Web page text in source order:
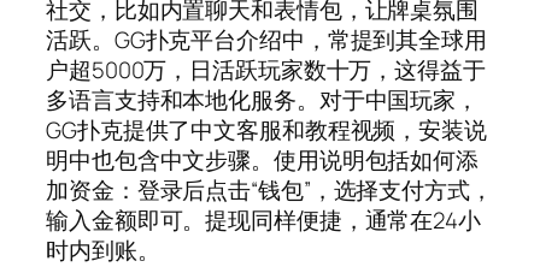
社交，比如内置聊天和表情包，让牌桌氛围
活跃。GG扑克平台介绍中，常提到其全球用
户超5000万，日活跃玩家数十万，这得益于
多语言支持和本地化服务。对于中国玩家，
GG扑克提供了中文客服和教程视频，安装说
明中也包含中文步骤。使用说明包括如何添
加资金：登录后点击“钱包”，选择支付方式，
输入金额即可。提现同样便捷，通常在24小
时内到账。